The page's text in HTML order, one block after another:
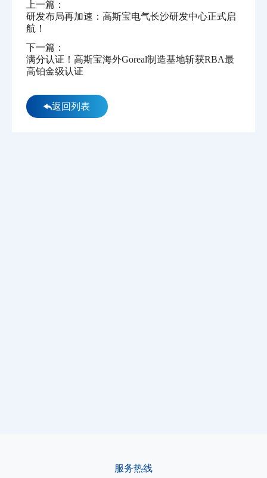
上一篇：
研发布局再加速：高斯宝电气长沙研发中心正式启
航！
下一篇：
满分认证！高斯宝海外Goreal制造基地斩获RBA最
高铂金级认证
返回列表
服务热线